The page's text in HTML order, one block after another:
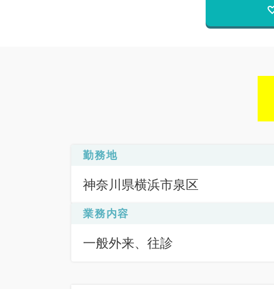
勤務地
神奈川県横浜市泉区
業務内容
一般外来、往診